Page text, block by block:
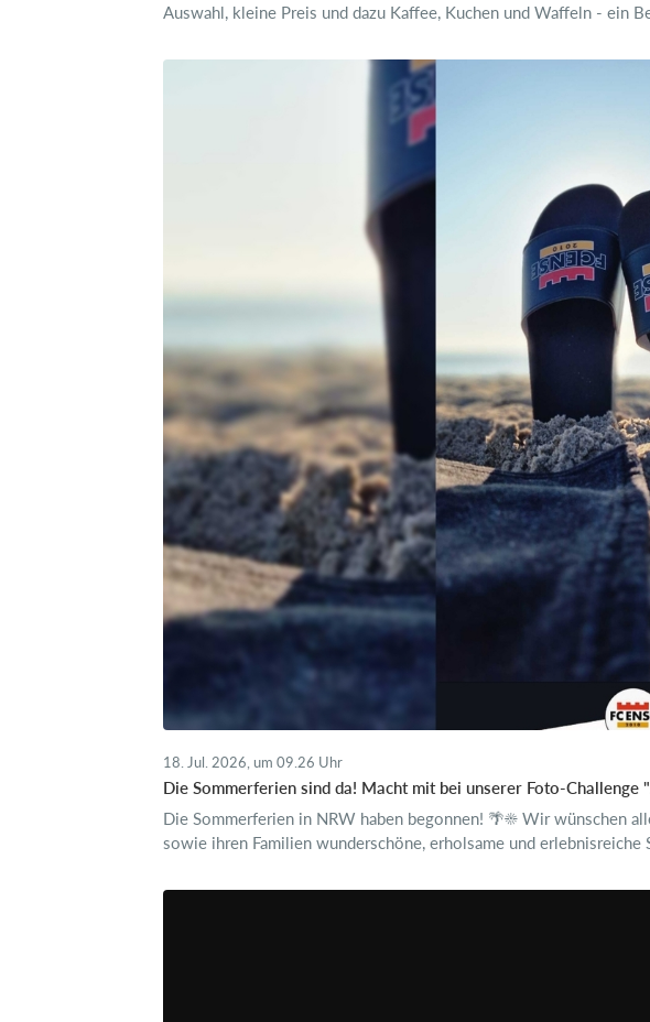
Auswahl, kleine Preis und dazu Kaffee, Kuchen und Waffeln - ein
18. Jul. 2026, um 09.26 Uhr
Die Sommerferien sind da! Macht mit bei unserer Foto-Challenge
Die Sommerferien in NRW haben begonnen! 🌴☀️ Wir wünschen
sowie ihren Familien wunderschöne, erholsame und